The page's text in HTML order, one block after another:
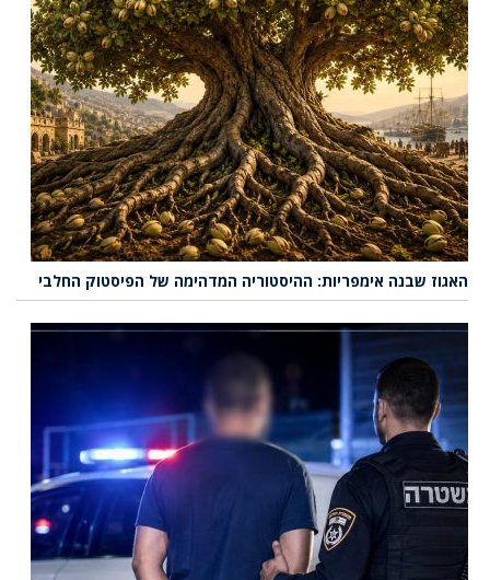
האגוז שבנה אימפריות: ההיסטוריה המדהימה של הפיסטוק החלבי